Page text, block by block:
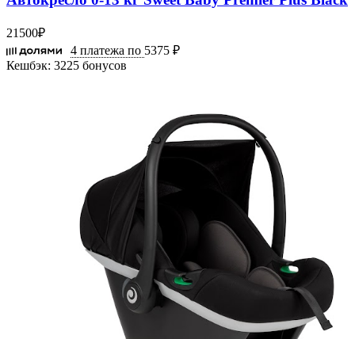
21500₽
4 платежа по 5375 ₽
Кешбэк: 3225 бонусов